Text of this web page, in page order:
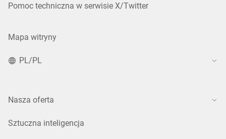
Pomoc techniczna w serwisie X/Twitter
Mapa witryny
PL/PL
Nasza oferta
Sztuczna inteligencja